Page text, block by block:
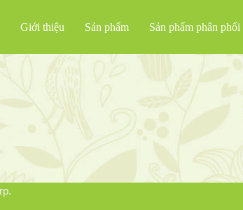
Giới thiệu Sản phẩm Sản phẩm phân phối